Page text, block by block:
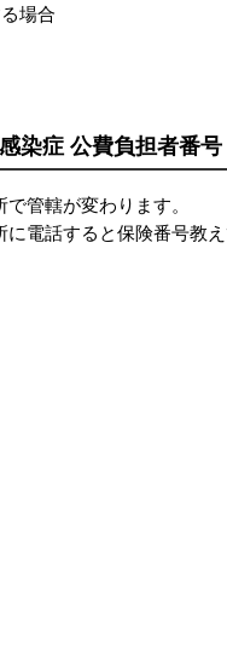
場合
染症 公費負担者番号
管轄が変わります。
電話すると保険番号教え